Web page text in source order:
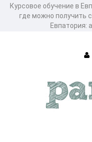
Курсовое обучение в
где можно получить
Евпатория: